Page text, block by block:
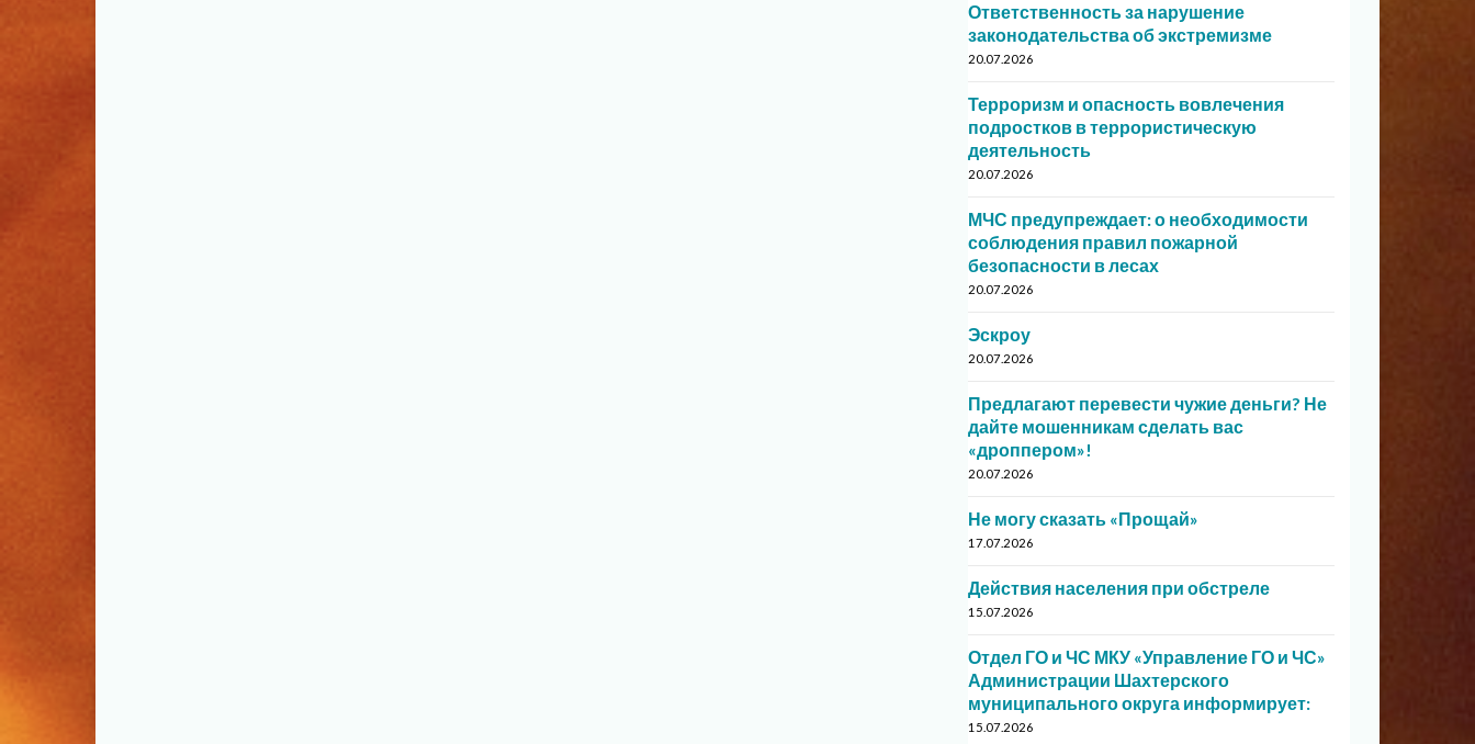
Ответственность за нарушение
законодательства об экстремизме
20.07.2026
Терроризм и опасность вовлечения
подростков в террористическую
деятельность
20.07.2026
МЧС предупреждает: о необходимости
соблюдения правил пожарной
безопасности в лесах
20.07.2026
Эскроу
20.07.2026
Предлагают перевести чужие деньги? Не
дайте мошенникам сделать вас
«дроппером»!
20.07.2026
Не могу сказать «Прощай»
17.07.2026
Действия населения при обстреле
15.07.2026
Отдел ГО и ЧС МКУ «Управление ГО и ЧС»
Администрации Шахтерского
муниципального округа информирует:
15.07.2026